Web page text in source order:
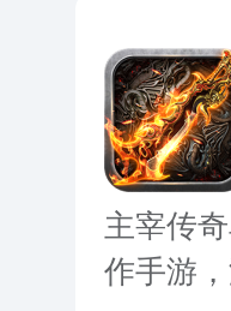
主宰传
作手游